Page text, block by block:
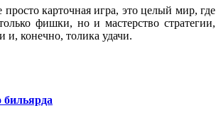
просто карточная игра, это целый мир, где
фишки, но и мастерство стратегии,
и, конечно, толика удачи.
бильярда